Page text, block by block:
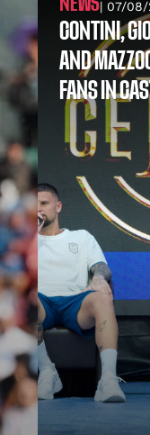
NEWS| 07/
CONTINI,
AND
FANS IN